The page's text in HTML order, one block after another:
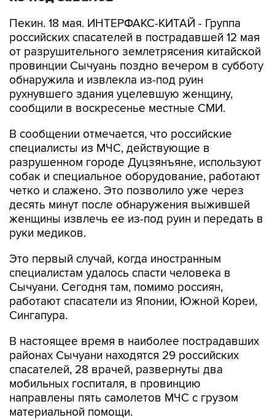
Пекин. 18 мая. ИНТЕРФАКС-КИТАЙ - Группа
российских спасателей в пострадавшей 12 мая
от разрушительного землетрясения китайской
провинции Сычуань поздно вечером в субботу
обнаружила и извлекла из-под руин
рухнувшего здания уцелевшую женщину,
сообщили в воскресенье местные СМИ.
В сообщении отмечается, что российские
специалисты из МЧС, действующие в
разрушенном городе Дуцзянъяне, используют
собак и специальное оборудование, работают
четко и слажено. Это позволило уже через
десять минут после обнаружения выжившей
женщины извлечь ее из-под руин и передать в
руки медиков.
Это первый случай, когда иностранным
специалистам удалось спасти человека в
Сычуани. Сегодня там, помимо россиян,
работают спасатели из Японии, Южной Кореи,
Сингапура.
В настоящее время в наиболее пострадавших
районах Сычуани находятся 29 российских
спасателей, 28 врачей, развернуты два
мобильных госпиталя, в провинцию
направлены пять самолетов МЧС с грузом
материальной помощи.